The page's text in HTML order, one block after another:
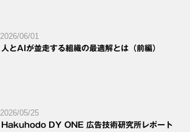
2026/06/01
人とAIが並走する組織の最適解とは（前編）
2026/05/25
Hakuhodo DY ONE 広告技術研究所レポート